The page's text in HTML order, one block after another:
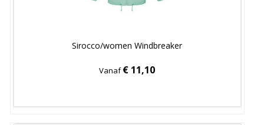
Sirocco/women Windbreaker
Vanaf€ 11,10